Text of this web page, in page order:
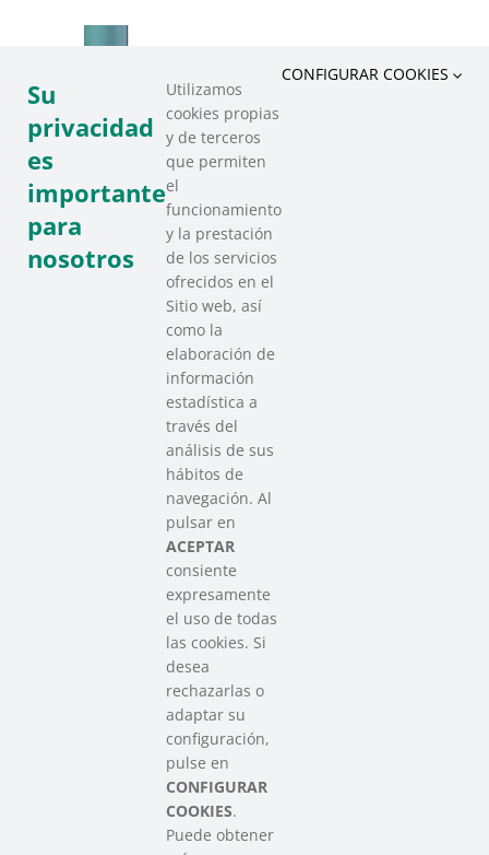
SAREEN SAREA
Asociación que agrupa a las redes
del Tercer Sector Social en Euskadi
Contacto
info@sareensarea.eu
Iparraguirre, 9 lonja – 48009 Bilbao
946 569 230
Colabora
Su
privacidad
es
importante
para
nosotros
Utilizamos
cookies propias
y de terceros
que permiten
el
funcionamiento
y la prestación
de los servicios
ofrecidos en el
Sitio web, así
como la
elaboración de
información
estadística a
través del
análisis de sus
hábitos de
navegación. Al
pulsar en
ACEPTAR
consiente
expresamente
el uso de todas
las cookies. Si
desea
rechazarlas o
adaptar su
configuración,
pulse en
CONFIGURAR
COOKIES.
Puede obtener
CONFIGURAR COOKIES